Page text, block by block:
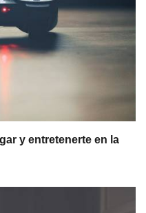
y entretenerte en la